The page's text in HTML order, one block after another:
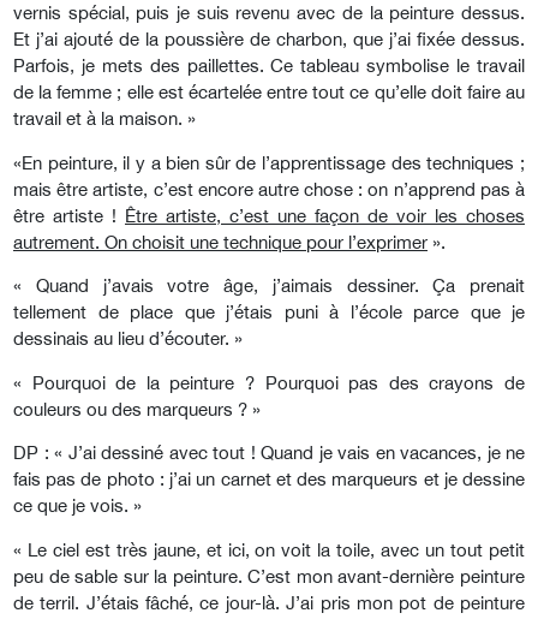
vernis spécial, puis je suis revenu avec de la peinture dessus.
Et j’ai ajouté de la poussière de charbon, que j’ai fixée dessus.
Parfois, je mets des paillettes. Ce tableau symbolise le travail
de la femme ; elle est écartelée entre tout ce qu’elle doit faire au
travail et à la maison. »
«En peinture, il y a bien sûr de l’apprentissage des techniques ;
mais être artiste, c’est encore autre chose : on n’apprend pas à
être artiste ! Être artiste, c’est une façon de voir les choses
autrement. On choisit une technique pour l’exprimer ».
« Quand j’avais votre âge, j’aimais dessiner. Ça prenait
tellement de place que j’étais puni à l’école parce que je
dessinais au lieu d’écouter. »
« Pourquoi de la peinture ? Pourquoi pas des crayons de
couleurs ou des marqueurs ? »
DP : « J’ai dessiné avec tout ! Quand je vais en vacances, je ne
fais pas de photo : j’ai un carnet et des marqueurs et je dessine
ce que je vois. »
« Le ciel est très jaune, et ici, on voit la toile, avec un tout petit
peu de sable sur la peinture. C’est mon avant-dernière peinture
de terril. J’étais fâché, ce jour-là. J’ai pris mon pot de peinture